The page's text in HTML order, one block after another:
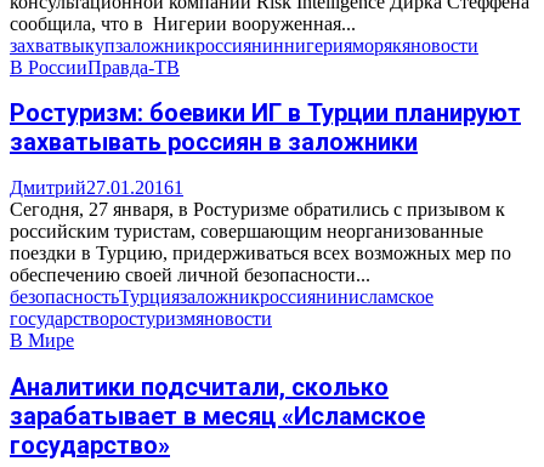
сообщила, что в Нигерии вооруженная...
захватвыкупзаложникроссияниннигерияморякяновости
В РоссииПравда-ТВ
Ростуризм: боевики ИГ в Турции планируют
захватывать россиян в заложники
Дмитрий27.01.20161
Сегодня, 27 января, в Ростуризме обратились с призывом к
российским туристам, совершающим неорганизованные
поездки в Турцию, придерживаться всех возможных мер по
обеспечению своей личной безопасности...
безопасностьТурциязаложникроссиянинисламское
государстворостуризмяновости
В Мире
Аналитики подсчитали, сколько
зарабатывает в месяц «Исламское
государство»